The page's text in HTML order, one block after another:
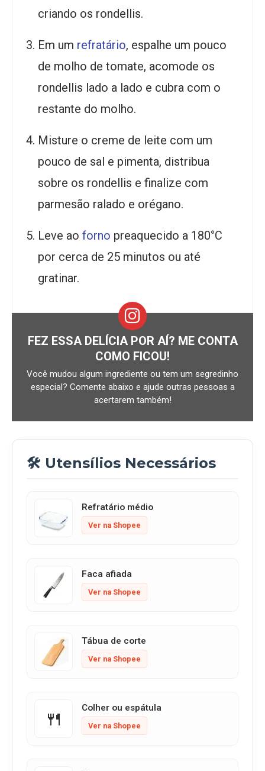
criando os rondellis.
Em um refratário, espalhe um pouco
de molho de tomate, acomode os
rondellis lado a lado e cubra com o
restante do molho.
Misture o creme de leite com um
pouco de sal e pimenta, distribua
sobre os rondellis e finalize com
parmesão ralado e orégano.
Leve ao forno preaquecido a 180°C
por cerca de 25 minutos ou até
gratinar.
FEZ ESSA DELÍCIA POR AÍ? ME CONTA
COMO FICOU!
Você mudou algum ingrediente ou tem um segredinho
especial? Comente abaixo e ajude outras pessoas a
acertarem também!
🛠️ Utensílios Necessários
Refratário médio
Ver na Shopee
Faca afiada
Ver na Shopee
Tábua de corte
Ver na Shopee
🍴 Colher ou espátula
Ver na Shopee